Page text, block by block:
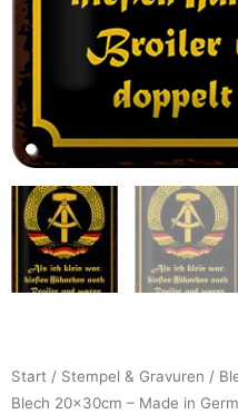
Start / Stempel & Gravuren /
Blech 20x30cm – Made in